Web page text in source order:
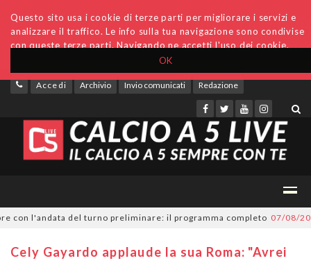
OK
Questo sito usa i cookie di terze parti per migliorare i servizi e
analizzare il traffico. Le info sulla tua navigazione sono condivise
con queste terze parti. Navigando ne accetti l'uso dei cookie.
Accedi Archivio Invio comunicati Redazione
l'andata del turno preliminare: il programma completo 07/08/2026
Cely Gayardo applaude la sua Roma: "Avrei